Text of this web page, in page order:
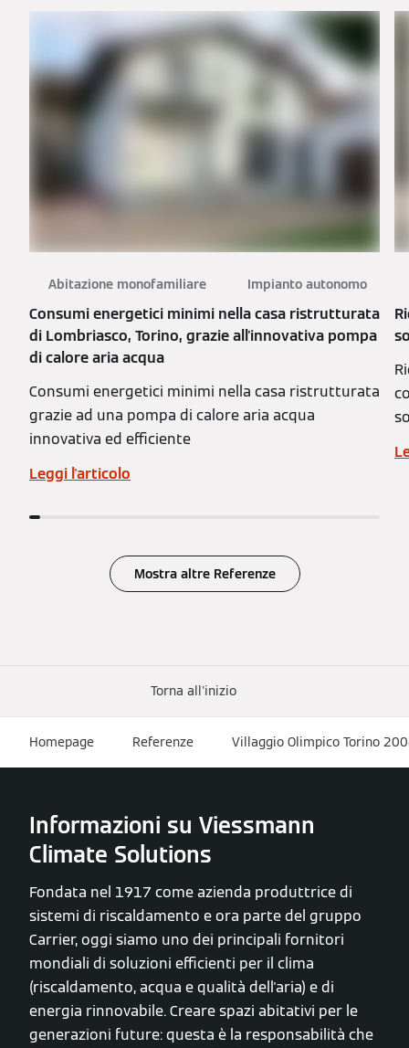
Abitazione monofamiliare Impianto autonomo
Consumi energetici minimi nella casa ristrutturata
di Lombriasco, Torino, grazie all'innovativa pompa
di calore aria acqua
Consumi energetici minimi nella casa ristrutturata
grazie ad una pompa di calore aria acqua
innovativa ed efficiente
Leggi l'articolo
Mostra altre Referenze
Torna all'inizio
Homepage Referenze Villaggio Olimpico Torino
Informazioni su Viessmann
Climate Solutions
Fondata nel 1917 come azienda produttrice di
sistemi di riscaldamento e ora parte del gruppo
Carrier, oggi siamo uno dei principali fornitori
mondiali di soluzioni efficienti per il clima
(riscaldamento, acqua e qualità dell'aria) e di
energia rinnovabile. Creare spazi abitativi per le
generazioni future: questa è la responsabilità che